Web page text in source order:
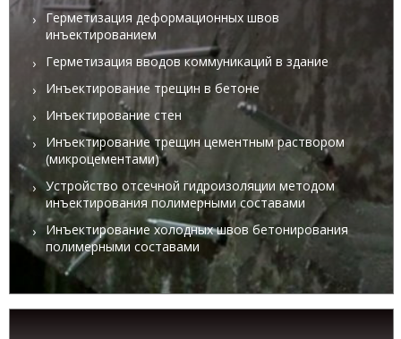
Герметизация деформационных швов
инъектированием
Герметизация вводов коммуникаций в здание
Инъектирование трещин в бетоне
Инъектирование стен
Инъектирование трещин цементным раствором
(микроцементами)
Устройство отсечной гидроизоляции методом
инъектирования полимерными составами
Инъектирование холодных швов бетонирования
полимерными составами